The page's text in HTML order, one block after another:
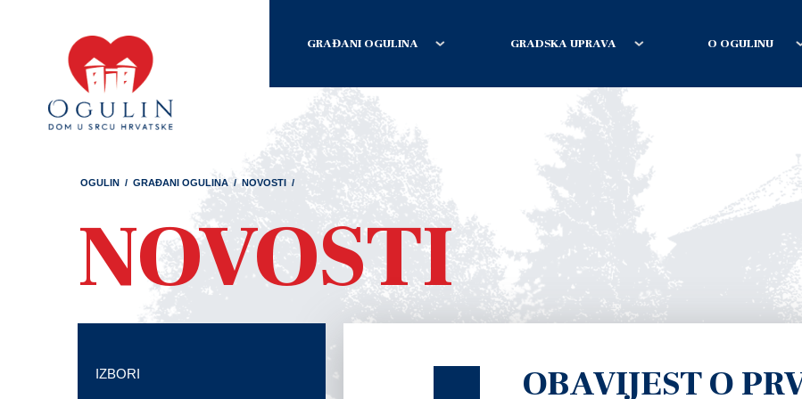
GRAĐANI OGULINA GRADSKA UPRAVA O OGULINU
OGULIN / GRAĐANI OGULINA / NOVOSTI /
NOVOSTI
OBAVIJEST O
IZBORI